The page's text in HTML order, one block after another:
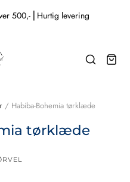
500,- ⎜Hurtig levering
/ Habiba-Bohemia tørklæde
tørklæde